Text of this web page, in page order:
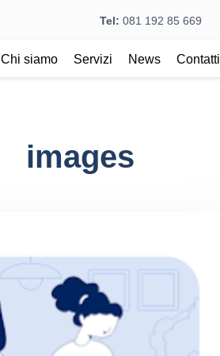
Tel: 081 192 85 669
Chi siamo Servizi News Contatti
images